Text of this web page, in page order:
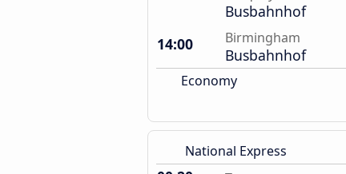
Busbahnhof
14:00
Birmingham
Busbahnhof
Economy
National Express